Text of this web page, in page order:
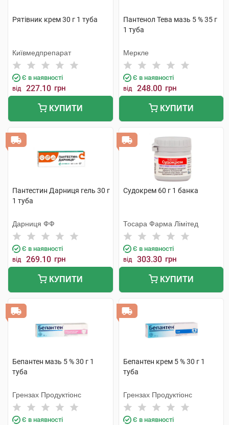
Рятівник крем 30 г 1 туба
Київмедпрепарат
Є в наявності
від 227.10 грн
КУПИТИ
Пантенол Тева мазь 5 % 35 г
1 туба
Меркле
Є в наявності
від 248.00 грн
КУПИТИ
Пантестин Дарниця гель 30 г
1 туба
Дарниця ФФ
Є в наявності
від 269.10 грн
КУПИТИ
Судокрем 60 г 1 банка
Тосара Фарма Лімітед
Є в наявності
від 303.30 грн
КУПИТИ
Бепантен мазь 5 % 30 г 1
туба
Грензах Продуктіонс
Є в наявності
Бепантен крем 5 % 30 г 1
туба
Грензах Продуктіонс
Є в наявності